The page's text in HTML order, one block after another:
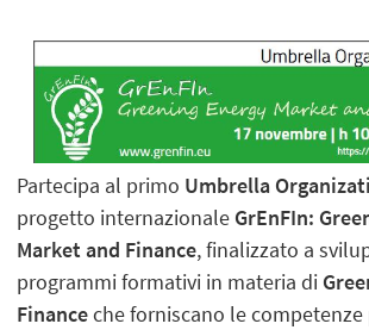
Partecipa al primo Umbrella
progetto internazionale GrEnFIn:
Market and Finance, finalizzato a
programmi formativi in materia di
Financeche forniscano le